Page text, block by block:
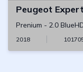
Peugeot
Prenium - 2.0
2018